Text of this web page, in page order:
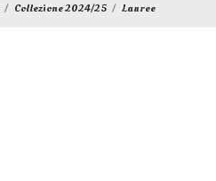
Collezione 2024/25 Lauree